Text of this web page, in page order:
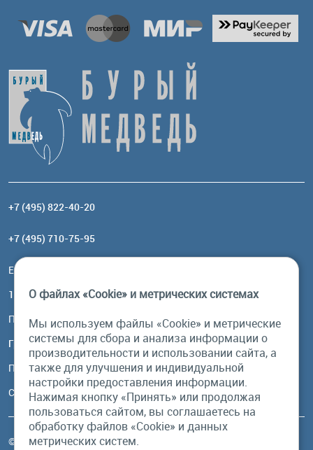
+7 (495) 822-40-20
+7 (495) 710-75-95
Email:
117485, Москва, ул. Профсоюзная, 84/32, корп 1
Посмотреть на карте
График работы
Пн-Пт: с 10:00 до 18:00
Сб, Вс: выходной
© Бурый Медведь MMXXVI. Все права защищены.
О файлах «Cookie» и метрических системах
Мы используем файлы «Cookie» и метрические
системы для сбора и анализа информации о
производительности и использовании сайта, а
также для улучшения и индивидуальной
настройки предоставления информации.
Нажимая кнопку «Принять» или продолжая
пользоваться сайтом, вы соглашаетесь на
обработку файлов «Cookie» и данных
метрических систем.